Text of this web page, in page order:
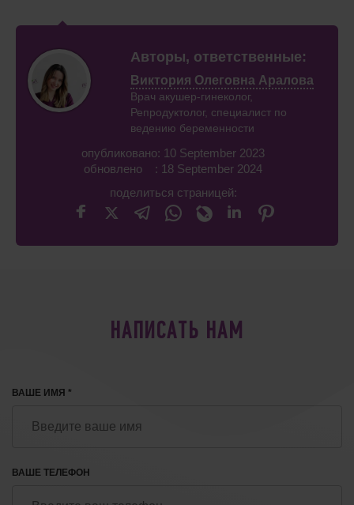
Авторы, ответственные:
Виктория Олеговна Аралова
Врач акушер-гинеколог,
Репродуктолог, специалист по
ведению беременности
опубликовано: 10 September 2023
обновлено : 18 September 2024
поделиться страницей:
НАПИСАТЬ НАМ
ВАШЕ ИМЯ *
ВАШЕ ТЕЛЕФОН